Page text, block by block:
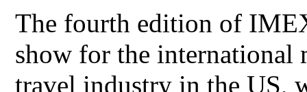
The fourth edition of
show for the international
travel industry in the US,